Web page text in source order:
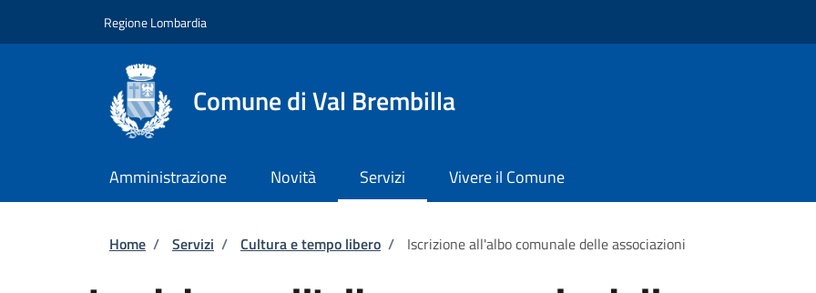
Regione Lombardia
Comune di Val Brembilla
Amministrazione Novità Servizi Vivere il Comune
Briciole di pane
Home / Servizi / Cultura e tempo libero / Iscrizione all'albo comunale delle associazioni